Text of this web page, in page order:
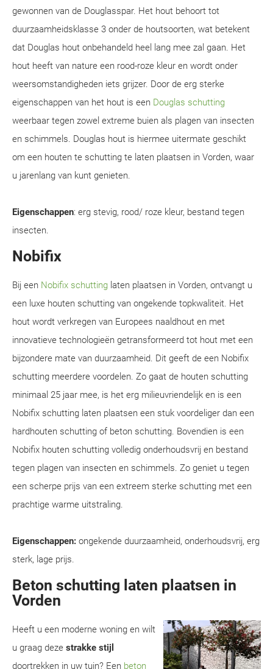
gewonnen van de Douglasspar. Het hout behoort tot
duurzaamheidsklasse 3 onder de houtsoorten, wat betekent
dat Douglas hout onbehandeld heel lang mee zal gaan. Het
hout heeft van nature een rood-roze kleur en wordt onder
weersomstandigheden iets grijzer. Door de erg sterke
eigenschappen van het hout is een Douglas schutting
weerbaar tegen zowel extreme buien als plagen van insecten
en schimmels. Douglas hout is hiermee uitermate geschikt
om een houten te schutting te laten plaatsen in Vorden, waar
u jarenlang van kunt genieten.
Eigenschappen: erg stevig, rood/ roze kleur, bestand tegen
insecten.
Nobifix
Bij een Nobifix schutting laten plaatsen in Vorden, ontvangt u
een luxe houten schutting van ongekende topkwaliteit. Het
hout wordt verkregen van Europees naaldhout en met
innovatieve technologieën getransformeerd tot hout met een
bijzondere mate van duurzaamheid. Dit geeft de een Nobifix
schutting meerdere voordelen. Zo gaat de houten schutting
minimaal 25 jaar mee, is het erg milieuvriendelijk en is een
Nobifix schutting laten plaatsen een stuk voordeliger dan een
hardhouten schutting of beton schutting. Bovendien is een
Nobifix houten schutting volledig onderhoudsvrij en bestand
tegen plagen van insecten en schimmels. Zo geniet u tegen
een scherpe prijs van een extreem sterke schutting met een
prachtige warme uitstraling.
Eigenschappen: ongekende duurzaamheid, onderhoudsvrij, erg
sterk, lage prijs.
Beton schutting laten plaatsen in
Vorden
Heeft u een moderne woning en wilt
u graag deze strakke stijl
doortrekken in uw tuin? Een beton